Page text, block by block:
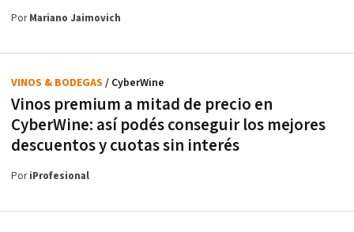
PorMariano Jaimovich
Vinos premium a mitad de precio en
CyberWine: así podés conseguir los mejores
descuentos y cuotas sin interés
VINOS & BODEGAS / CyberWine
PoriProfesional